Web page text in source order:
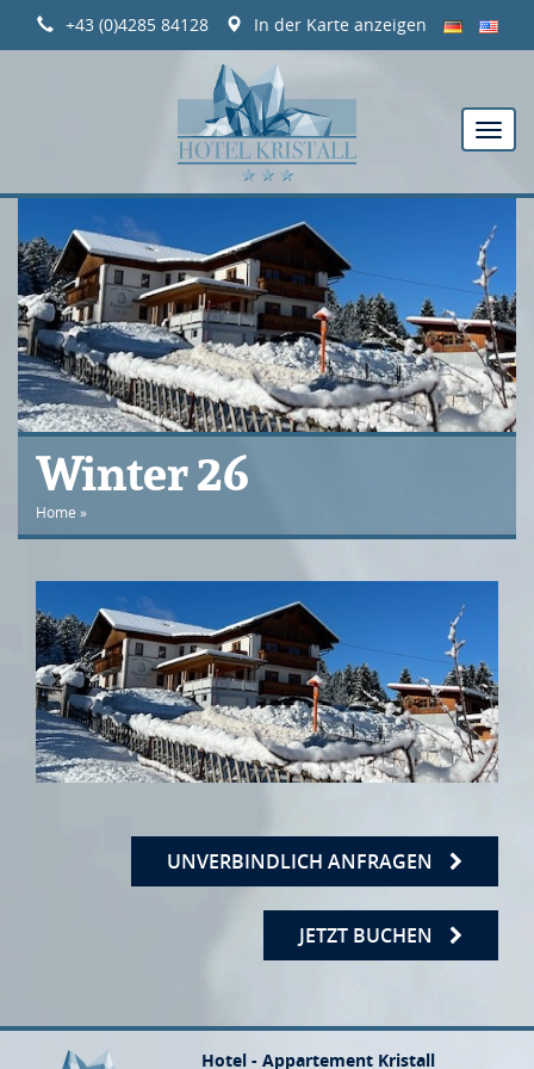
+43 (0)4285 84128 In der Karte anzeigen
Winter 26
Home »
UNVERBINDLICH ANFRAGEN
JETZT BUCHEN
Hotel - Appartement Kristall